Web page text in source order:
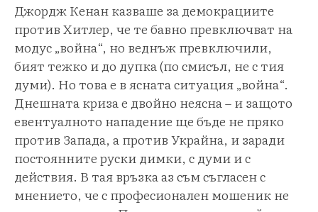
Джордж Кенан казваше за демокрациите
против Хитлер, че те бавно превключват на
модус „война“, но веднъж превключили,
бият тежко и до дупка (по смисъл, не с тия
думи). Но това е в ясната ситуация „война“.
Днешната криза е двойно неясна – и защото
евентуалното нападение ще бъде не пряко
против Запада, а против Украйна, и заради
постоянните руски димки, с думи и с
действия. В тая връзка аз съм съгласен с
мнението, че с професионален мошеник не